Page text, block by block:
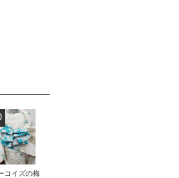
コイズの梅